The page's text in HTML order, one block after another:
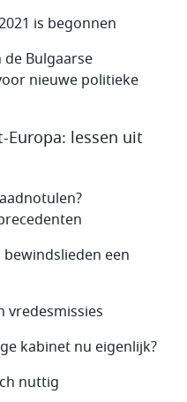
is begonnen
Bulgaarse
nieuwe politieke
Europa: lessen uit
bewindslieden een
vredesmissies
kabinet nu eigenlijk?
nuttig